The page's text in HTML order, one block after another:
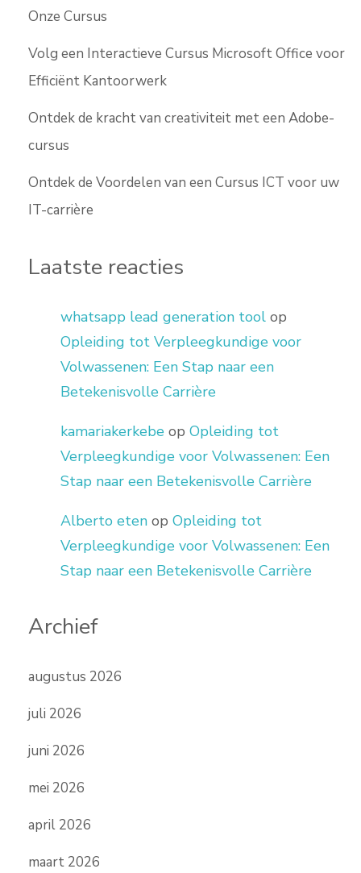
Onze Cursus
Volg een Interactieve Cursus Microsoft Office voor
Efficiënt Kantoorwerk
Ontdek de kracht van creativiteit met een Adobe-
cursus
Ontdek de Voordelen van een Cursus ICT voor uw
IT-carrière
Laatste reacties
whatsapp lead generation tool op
Opleiding tot Verpleegkundige voor
Volwassenen: Een Stap naar een
Betekenisvolle Carrière
kamariakerkebe op Opleiding tot
Verpleegkundige voor Volwassenen: Een
Stap naar een Betekenisvolle Carrière
Alberto eten op Opleiding tot
Verpleegkundige voor Volwassenen: Een
Stap naar een Betekenisvolle Carrière
Archief
augustus 2026
juli 2026
juni 2026
mei 2026
april 2026
maart 2026